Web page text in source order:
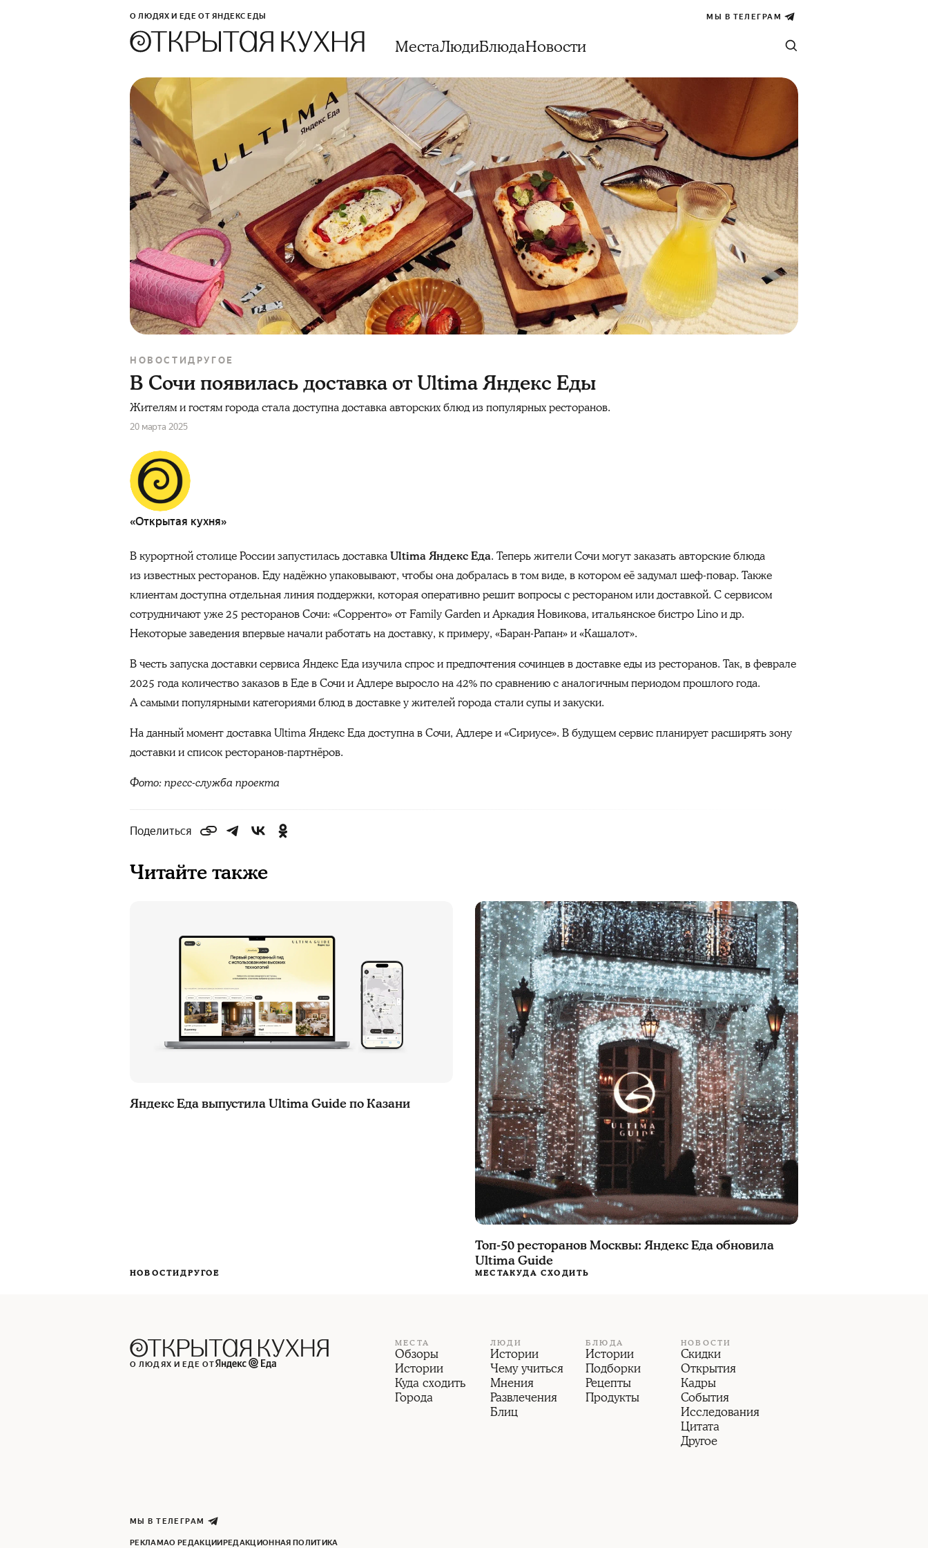
О ЛЮДЯХ И ЕДЕ ОТ ЯНДЕКС ЕДЫ МЫ В ТЕЛЕГРАМ
МестаЛюдиБлюдаНовости
НОВОСТИДРУГОЕ
В Сочи появилась доставка от Ultima Яндекс Еды
Жителям и гостям города стала доступна доставка авторских блюд из популярных ресторанов.
20 марта 2025
«Открытая кухня»
В курортной столице России запустилась доставкаUltima Яндекс Еда. Теперь жители Сочи могут заказать авторские блюда
из известных ресторанов. Еду надёжно упаковывают, чтобы она добралась в том виде, в котором её задумал шеф-повар. Также
клиентам доступна отдельная линия поддержки, которая оперативно решит вопросы с рестораном или доставкой. С сервисом
сотрудничают уже 25 ресторанов Сочи: «Сорренто» от Family Garden и Аркадия Новикова, итальянское бистро Lino и др.
Некоторые заведения впервые начали работать на доставку, к примеру, «Баран-Рапан» и «Кашалот».
В честь запуска доставки сервиса Яндекс Еда изучила спрос и предпочтения сочинцев в доставке еды из ресторанов. Так, в феврале
2025 года количество заказов в Еде в Сочи и Адлере выросло на 42% по сравнению с аналогичным периодом прошлого года.
А самыми популярными категориями блюд в доставке у жителей города стали супы и закуски.
На данный момент доставка Ultima Яндекс Еда доступна в Сочи, Адлере и «Сириусе». В будущем сервис планирует расширять зону
доставки и список ресторанов-партнёров.
Фото: пресс-служба проекта
Поделиться
Читайте также
Яндекс Еда выпустила Ultima Guide по Казани
НОВОСТИДРУГОЕ
Топ-50 ресторанов Москвы: Яндекс Еда обновила
Ultima Guide
МЕСТАКУДА СХОДИТЬ
О ЛЮДЯХ И ЕДЕ ОТ
МЕСТА
Обзоры
Истории
Куда сходить
Города
ЛЮДИ
Истории
Чему учиться
Мнения
Развлечения
Блиц
БЛЮДА
Истории
Подборки
Рецепты
Продукты
НОВОСТИ
Скидки
Открытия
Кадры
События
Исследования
Цитата
Другое
МЫ В ТЕЛЕГРАМ
РЕКЛАМАО РЕДАКЦИИ РЕДАКЦИОННАЯ ПОЛИТИКА